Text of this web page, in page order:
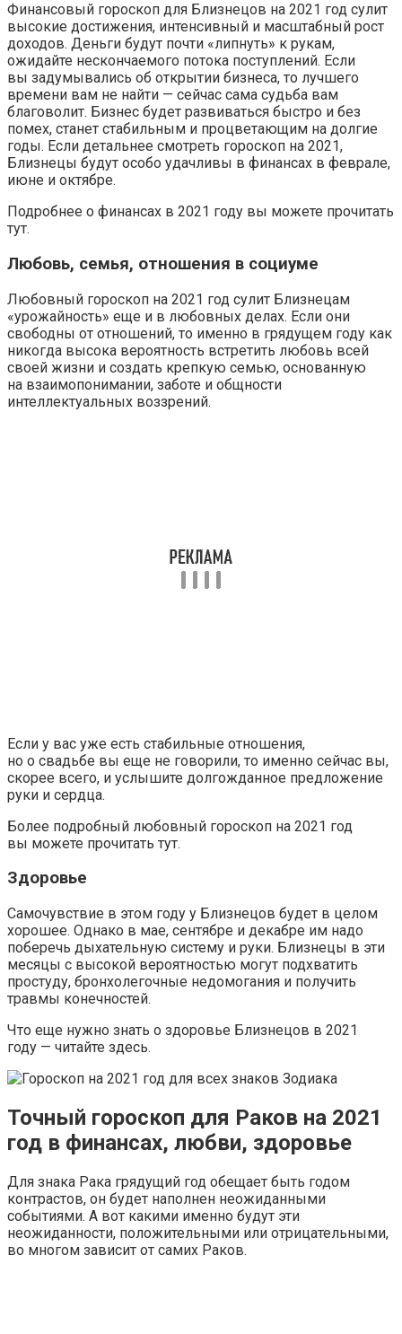
Финансовый гороскоп для Близнецов на 2021 год сулит
высокие достижения, интенсивный и масштабный рост
доходов. Деньги будут почти «липнуть» к рукам,
ожидайте нескончаемого потока поступлений. Если
вы задумывались об открытии бизнеса, то лучшего
времени вам не найти — сейчас сама судьба вам
благоволит. Бизнес будет развиваться быстро и без
помех, станет стабильным и процветающим на долгие
годы. Если детальнее смотреть гороскоп на 2021,
Близнецы будут особо удачливы в финансах в феврале,
июне и октябре.
Подробнее о финансах в 2021 году вы можете прочитать
тут.
Любовь, семья, отношения в социуме
Любовный гороскоп на 2021 год сулит Близнецам
«урожайность» еще и в любовных делах. Если они
свободны от отношений, то именно в грядущем году как
никогда высока вероятность встретить любовь всей
своей жизни и создать крепкую семью, основанную
на взаимопонимании, заботе и общности
интеллектуальных воззрений.
Если у вас уже есть стабильные отношения,
но о свадьбе вы еще не говорили, то именно сейчас вы,
скорее всего, и услышите долгожданное предложение
руки и сердца.
Более подробный любовный гороскоп на 2021 год
вы можете прочитать тут.
Здоровье
Самочувствие в этом году у Близнецов будет в целом
хорошее. Однако в мае, сентябре и декабре им надо
поберечь дыхательную систему и руки. Близнецы в эти
месяцы с высокой вероятностью могут подхватить
простуду, бронхолегочные недомогания и получить
травмы конечностей.
Что еще нужно знать о здоровье Близнецов в 2021
году — читайте здесь.
Точный гороскоп для Раков на 2021
год в финансах, любви, здоровье
Для знака Рака грядущий год обещает быть годом
контрастов, он будет наполнен неожиданными
событиями. А вот какими именно будут эти
неожиданности, положительными или отрицательными,
во многом зависит от самих Раков.